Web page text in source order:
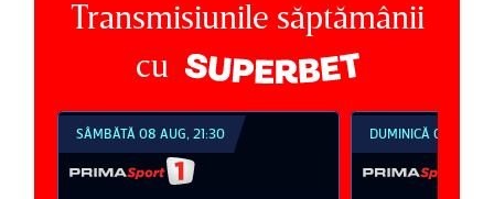
Transmisiunile săptămânii
cu
SÂMBĂTĂ 08 AUG, 21:30 DUMINICĂ 09 AUG,